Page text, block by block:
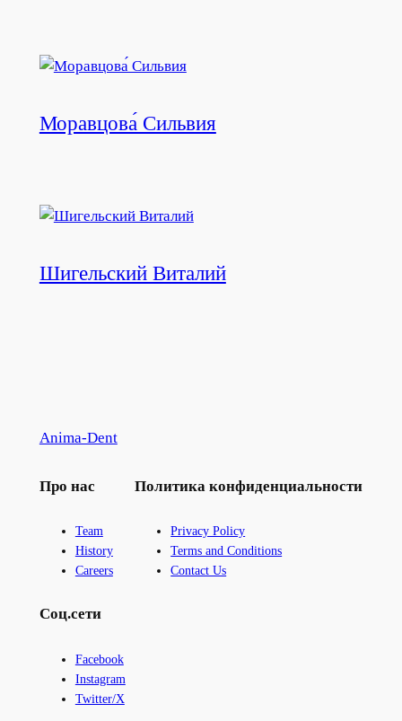
Моравцова́ Сильвия
Шигельский Виталий
Anima-Dent
Про нас
Team
History
Careers
Политика конфиденциальности
Privacy Policy
Terms and Conditions
Contact Us
Соц.сети
Facebook
Instagram
Twitter/X